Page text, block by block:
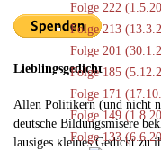
Folge 222
Folge 213
Folge 201
Folge 185
Folge 171
Folge 149
Folge 133
Lieblingsgedicht
Allen Politikern (und nicht
deutsche Bildungsmisere
lausiges kleines Gedicht zu